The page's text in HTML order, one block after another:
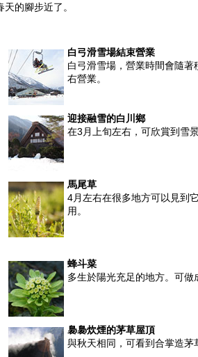
的腳步近了。
白弓滑雪場結束營業
白弓滑雪場，營業時間會隨
右營業。
迎接融雪的白川鄉
在3月上旬左右，可欣賞到雪
馬尾草
4月左右在很多地方可以見到
用。
蜂斗菜
多生於陽光充足的地方。可做
裊裊炊煙的茅草屋頂
與秋天相同，可看到合掌造